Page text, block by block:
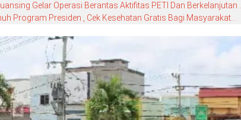
Gelar Operasi Berantas Aktifitas PETI Dan Berkelanjutan .
Program Presiden , Cek Kesehatan Gratis Bagi Masyarakat…